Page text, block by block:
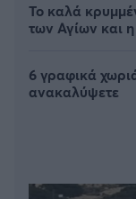
Το καλά
των Αγίων και
6 γραφικά
ανακαλύψετε